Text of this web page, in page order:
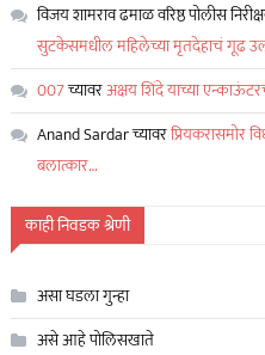
विजय शामराव ढमाळ वरिष्ठ पोलीस
सुटकेसमधील महिलेच्या मृतदेहाचं गूढ
007च्यावरअक्षय शिंदे याच्या
Anand Sardarच्यावरप्रियकरासमोर
बलात्कार…
काही निवडक श्रेणी
असा घडला गुन्हा
असे आहे पोलिसखाते